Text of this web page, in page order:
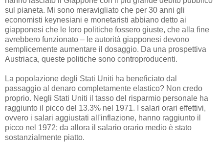
sul pianeta. Mi sono meravigliato che per 30 anni gli
economisti keynesiani e monetaristi abbiano detto ai
giapponesi che le loro politiche fossero giuste, che alla fine
avrebbero funzionato – le autorità giapponesi devono
semplicemente aumentare il dosaggio. Da una prospettiva
Austriaca, queste politiche sono controproducenti.
La popolazione degli Stati Uniti ha beneficiato dal
passaggio al denaro completamente elastico? Non credo
proprio. Negli Stati Uniti il tasso del risparmio personale ha
raggiunto il picco del 13.3% nel 1971. I salari orari effettivi,
ovvero i salari aggiustati all'inflazione, hanno raggiunto il
picco nel 1972; da allora il salario orario medio è stato
sostanzialmente piatto.